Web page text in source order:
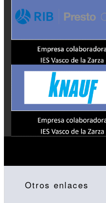
Otros enlaces